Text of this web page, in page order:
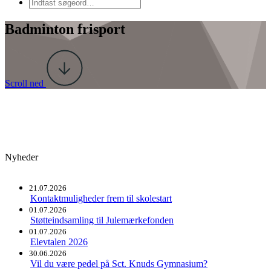
Badminton frisport
Scroll ned
Nyheder
21.07.2026
Kontaktmuligheder frem til skolestart
01.07.2026
Støtteindsamling til Julemærkefonden
01.07.2026
Elevtalen 2026
30.06.2026
Vil du være pedel på Sct. Knuds Gymnasium?